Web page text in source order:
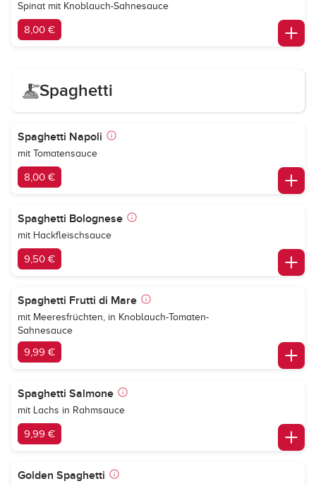
Spinat mit Knoblauch-Sahnesauce
8,00 €
Spaghetti
Spaghetti Napoli
mit Tomatensauce
8,00 €
Spaghetti Bolognese
mit Hackfleischsauce
9,50 €
Spaghetti Frutti di Mare
mit Meeresfrüchten, in Knoblauch-Tomaten-
Sahnesauce
9,99 €
Spaghetti Salmone
mit Lachs in Rahmsauce
9,99 €
Golden Spaghetti